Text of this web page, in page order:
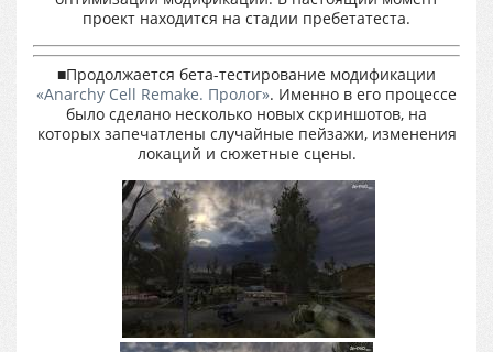
проект находится на стадии пребетатеста.
■Продолжается бета-тестирование модификации
«Anarchy Cell Remake. Пролог». Именно в его процессе
было сделано несколько новых скриншотов, на
которых запечатлены случайные пейзажи, изменения
локаций и сюжетные сцены.